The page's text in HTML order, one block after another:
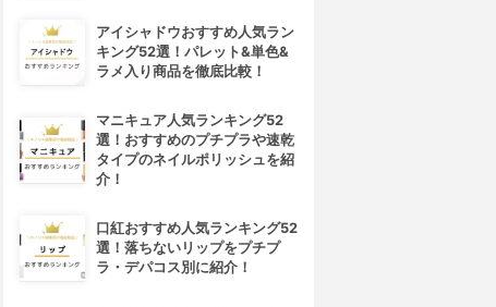
アイシャドウおすすめ人気ラン
キング52選！パレット&単色&
ラメ入り商品を徹底比較！
マニキュア人気ランキング52
選！おすすめのプチプラや速乾
タイプのネイルポリッシュを紹
介！
口紅おすすめ人気ランキング52
選！落ちないリップをプチプ
ラ・デパコス別に紹介！